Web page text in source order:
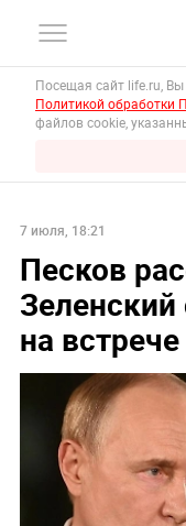
Посещая сайт life.ru,
Политикой обработки
файлов cookie,
7 июля, 18:21
Песков
на